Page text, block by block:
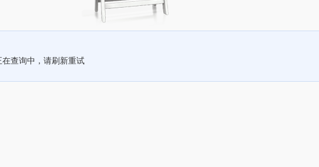
在查询中，请刷新重试